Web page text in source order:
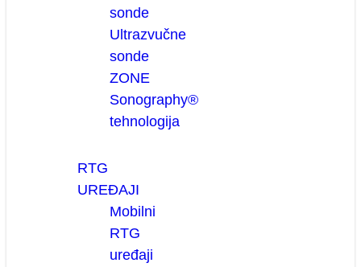
sonde
Ultrazvučne
sonde
ZONE
Sonography®
tehnologija
RTG
UREĐAJI
Mobilni
RTG
uređaji